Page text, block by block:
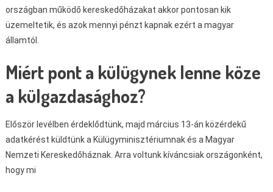
országban működő kereskedőházakat akkor pontosan kik
üzemeltetik, és azok mennyi pénzt kapnak ezért a magyar
államtól.
Miért pont a külügynek lenne köze
a külgazdasághoz?
Először levélben érdeklődtünk, majd március 13-án közérdekű
adatkérést küldtünk a Külügyminisztériumnak és a Magyar
Nemzeti Kereskedőháznak. Arra voltunk kíváncsiak országonként,
hogy mi